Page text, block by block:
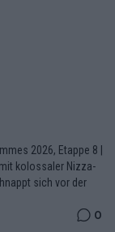
2026, Etappe 8 |
kolossaler Nizza-
sich vor der
0